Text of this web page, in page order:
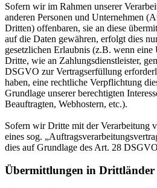
Sofern wir im Rahmen unserer
anderen Personen und Unternehmen
Dritten) offenbaren, sie an diese
auf die Daten gewähren, erfolgt dies
gesetzlichen Erlaubnis (z.B. wenn
Dritte, wie an Zahlungsdienstleister,
DSGVO zur Vertragserfüllung
haben, eine rechtliche Verpflichtung
Grundlage unserer berechtigten
Beauftragten, Webhostern, etc.).
Sofern wir Dritte mit der Verarbeitung
eines sog.
dies auf Grundlage des Art. 28
Übermittlungen in Drittländer